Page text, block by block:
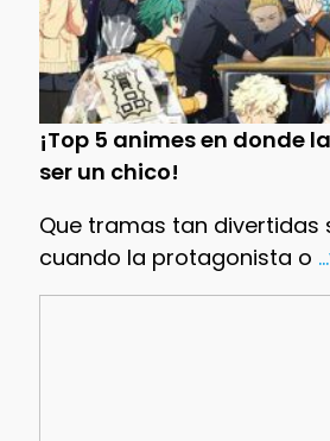
¡Top 5 animes en donde
ser un chico!
Que tramas tan divertidas
cuando la protagonista o